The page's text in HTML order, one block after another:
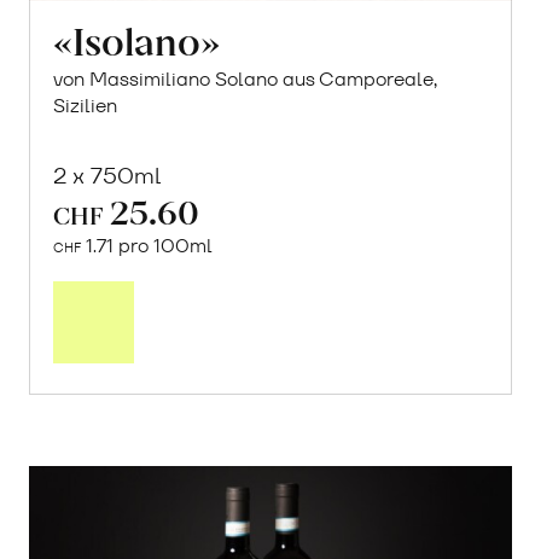
«Isolano»
von Massimiliano Solano aus Camporeale,
Sizilien
2 x 750ml
CHF 25.60
CHF 1.71 pro 100ml